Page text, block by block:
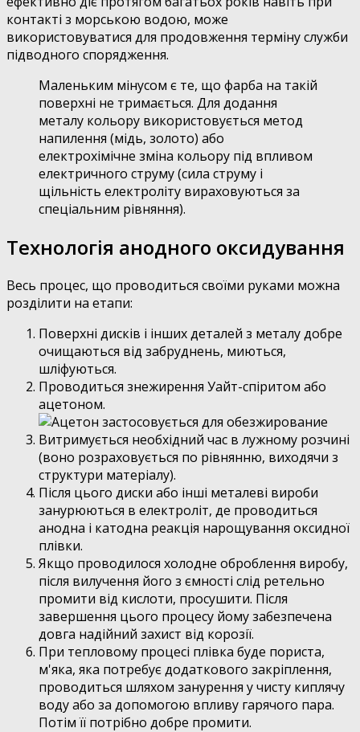
контакті з морською водою, може
використовуватися для продовження терміну служби
підводного спорядження.
Маленьким мінусом є те, що фарба на такій
поверхні не тримається. Для додання
металу кольору використовується метод
напилення (мідь, золото) або
електрохімічне зміна кольору під впливом
електричного струму (сила струму і
щільність електроліту вираховуються за
спеціальним рівняння).
Технологія анодного оксидування
Весь процес, що проводиться своїми руками можна
розділити на етапи:
Поверхні дисків і інших деталей з металу добре
очищаються від забруднень, миються,
шліфуються.
Проводиться знежирення Уайт-спіритом або
ацетоном.
Витримується необхідний час в лужному розчині
(воно розраховується по рівнянню, виходячи з
структури матеріалу).
Після цього диски або інші металеві вироби
занурюються в електроліт, де проводиться
анодна і катодна реакція нарощування оксидної
плівки.
Якщо проводилося холодне оброблення виробу,
після вилучення його з ємності слід ретельно
промити від кислоти, просушити. Після
завершення цього процесу йому забезпечена
довга надійний захист від корозії.
При тепловому процесі плівка буде пориста,
м'яка, яка потребує додаткового закріплення,
проводиться шляхом занурення у чисту киплячу
воду або за допомогою впливу гарячого пара.
Потім її потрібно добре промити.